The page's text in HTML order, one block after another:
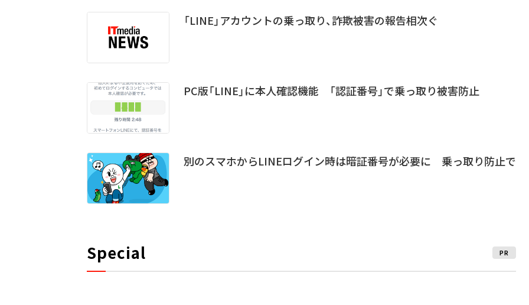
「LINE」アカウントの乗っ取り、詐欺被害の報告相次ぐ
PC版「LINE」に本人確認機能 「認証番号」で乗っ取り被害防止
別のスマホからLINEログイン時は暗証番号が必要に 乗っ取り防止で
Special PR